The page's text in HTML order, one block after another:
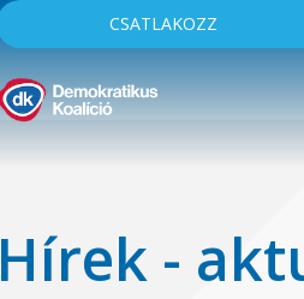
CSATLAKOZZ
Hírek -